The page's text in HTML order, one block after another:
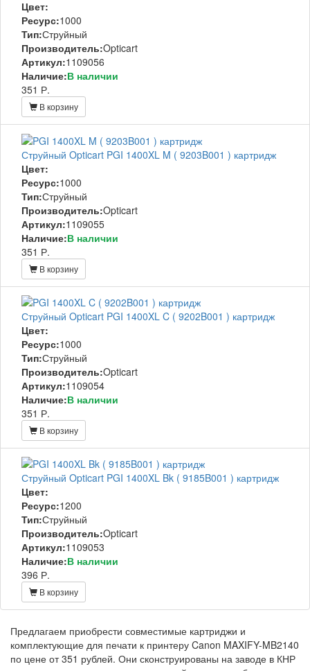
Цвет:
Ресурс:1000
Тип:Струйный
Производитель:Opticart
Артикул:1109056
Наличие:В наличии
351 Р.
В корзину
Струйный Opticart PGI 1400XL M ( 9203B001 ) картридж
Цвет:
Ресурс:1000
Тип:Струйный
Производитель:Opticart
Артикул:1109055
Наличие:В наличии
351 Р.
В корзину
Струйный Opticart PGI 1400XL C ( 9202B001 ) картридж
Цвет:
Ресурс:1000
Тип:Струйный
Производитель:Opticart
Артикул:1109054
Наличие:В наличии
351 Р.
В корзину
Струйный Opticart PGI 1400XL Bk ( 9185B001 ) картридж
Цвет:
Ресурс:1200
Тип:Струйный
Производитель:Opticart
Артикул:1109053
Наличие:В наличии
396 Р.
В корзину
Предлагаем приобрести совместимые картриджи и
комплектующие для печати к принтеру Canon MAXIFY-MB2140
по цене от 351 рублей. Они сконструированы на заводе в КНР